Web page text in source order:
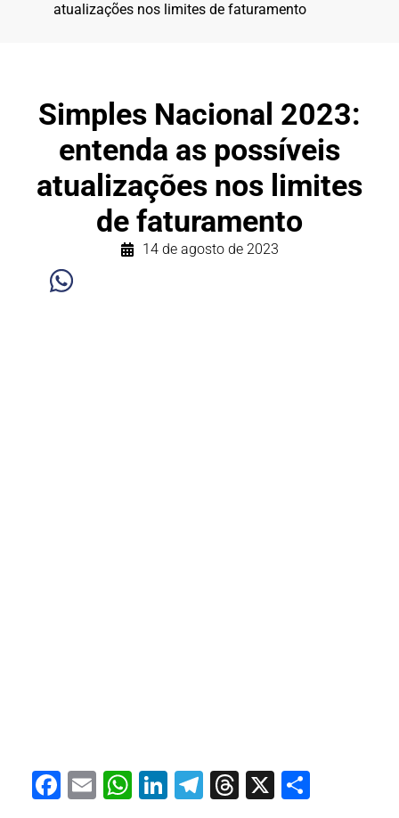
atualizações nos limites de faturamento
Simples Nacional 2023:
entenda as possíveis
atualizações nos limites
de faturamento
14 de agosto de 2023
Facebook
EmailWhatsApp
LinkedIn
Telegram
Threads
X